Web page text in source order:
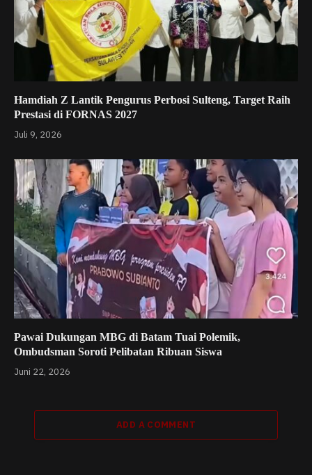
Hamdiah Z Lantik Pengurus Perbosi Sulteng, Target Raih
Prestasi di FORNAS 2027
Juli 9, 2026
Pawai Dukungan MBG di Batam Tuai Polemik,
Ombudsman Soroti Pelibatan Ribuan Siswa
Juni 22, 2026
ADD A COMMENT